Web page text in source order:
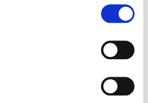
opgavetype og gerne
henvendelsen skal være,
honeypot eller validering